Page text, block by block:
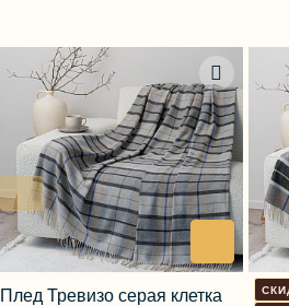
Плед Тревизо серая клетка